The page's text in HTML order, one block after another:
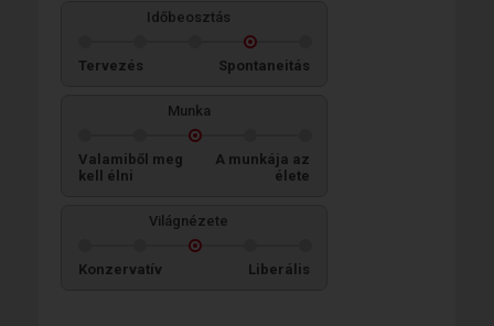
Időbeosztás
Tervezés Spontaneitás
Munka
Valamiből meg
kell élni
A munkája az
élete
Világnézete
Konzervatív Liberális